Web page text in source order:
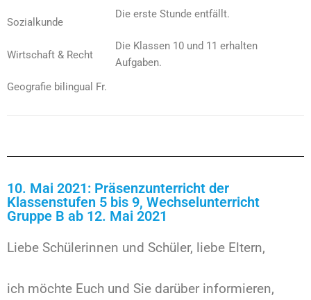
Sozialkunde
Wirtschaft & Recht
Geografie bilingual Fr.
Die erste Stunde entfällt.
Die Klassen 10 und 11 erhalten
Aufgaben.
10. Mai 2021: Präsenzunterricht der
Klassenstufen 5 bis 9, Wechselunterricht
Gruppe B ab 12. Mai 2021
Liebe Schülerinnen und Schüler, liebe Eltern,
ich möchte Euch und Sie darüber informieren,